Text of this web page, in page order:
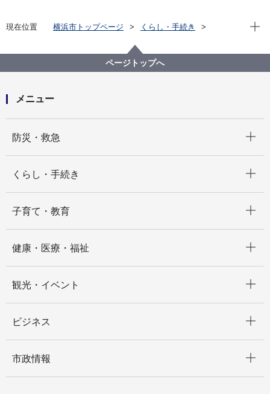
現在位置 横浜市トップページ
くらし・手続き
鎖国から開国への日々 嘉永７年、横浜村のできごと
鎖国から開国への日々 嘉永７年、横浜村のできごと
現在
ページトップへ
メニュー
防災・救急
くらし・手続き
子育て・教育
健康・医療・福祉
観光・イベント
ビジネス
市政情報